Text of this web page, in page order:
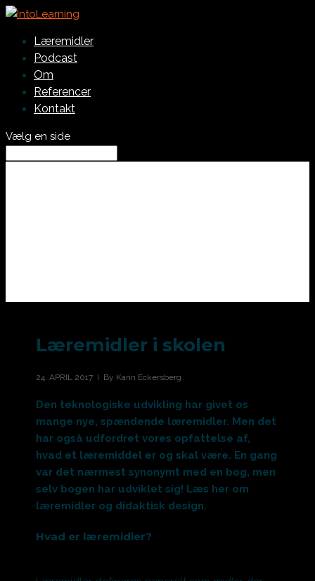
Læremidler
Podcast
Om
Referencer
Kontakt
Vælg en side
Læremidler i skolen
24. APRIL 2017 I By Karin Eckersberg
Den teknologiske udvikling har givet os
mange nye, spændende læremidler. Men det
har også udfordret vores opfattelse af,
hvad et læremiddel er og skal være. En gang
var det nærmest synonymt med en bog, men
selv bogen har udviklet sig! Læs her om
læremidler og didaktisk design.
Hvad er læremidler?